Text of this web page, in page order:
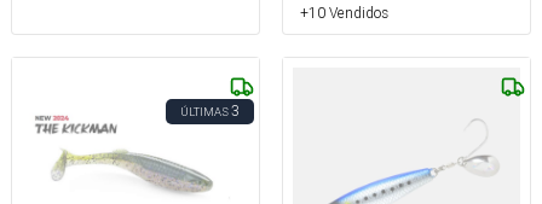
+10 Vendidos
ÚLTIMAS3